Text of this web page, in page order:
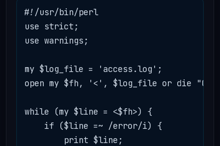
#!/usr/bin/perl
use strict;
use warnings;
my $log_file = 'access.log';
open my $fh, '<', $log_file or die
while (my $line = <$fh>) {
    if ($line =~ /error/i) {
        print $line;